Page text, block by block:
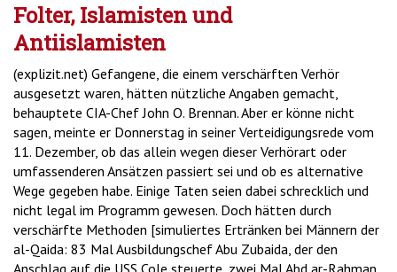
Folter, Islamisten und
Antiislamisten
(explizit.net) Gefangene, die einem verschärften Verhör
ausgesetzt waren, hätten nützliche Angaben gemacht,
behauptete CIA-Chef John O. Brennan. Aber er könne nicht
sagen, meinte er Donnerstag in seiner Verteidigungsrede vom
11. Dezember, ob das allein wegen dieser Verhörart oder
umfassenderen Ansätzen passiert sei und ob es alternative
Wege gegeben habe. Einige Taten seien dabei schrecklich und
nicht legal im Programm gewesen. Doch hätten durch
verschärfte Methoden [simuliertes Ertränken bei Männern der
al-Qaida: 83 Mal Ausbildungschef Abu Zubaida, der den